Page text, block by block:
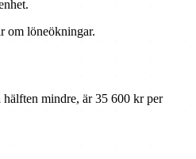
om löneökningar.
mindre, är 35 600 kr per